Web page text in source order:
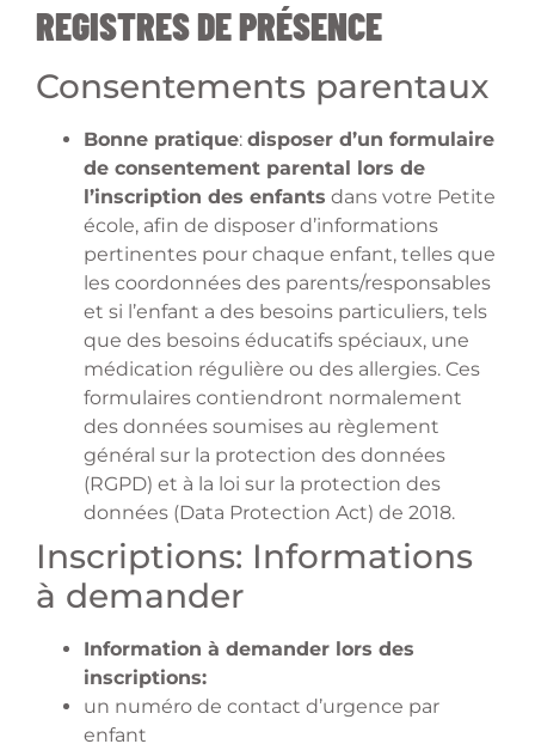
REGISTRES DE PRÉSENCE
Consentements parentaux
Bonne pratique: disposer d’un formulaire
de consentement parental lors de
l’inscription des enfants dans votre Petite
école, afin de disposer d’informations
pertinentes pour chaque enfant, telles que
les coordonnées des parents/responsables
et si l’enfant a des besoins particuliers, tels
que des besoins éducatifs spéciaux, une
médication régulière ou des allergies. Ces
formulaires contiendront normalement
des données soumises au règlement
général sur la protection des données
(RGPD) et à la loi sur la protection des
données (Data Protection Act) de 2018.
Inscriptions: Informations
à demander
Information à demander lors des
inscriptions:
un numéro de contact d’urgence par
enfant